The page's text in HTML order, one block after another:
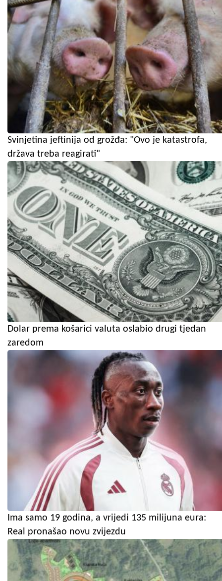
Svinjetina jeftinija od grožđa: "Ovo je katastrofa,
država treba reagirati"
Dolar prema košarici valuta oslabio drugi tjedan
zaredom
Ima samo 19 godina, a vrijedi 135 milijuna eura:
Real pronašao novu zvijezdu